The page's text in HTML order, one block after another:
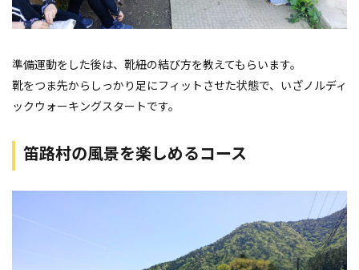
準備運動をした後は、靴紐の結び方を教えてもらいます。
靴をつま先からしっかり足にフィットさせた状態で、いざノルディ
ックウォーキングスタートです。
笛路村の風景を楽しめるコース